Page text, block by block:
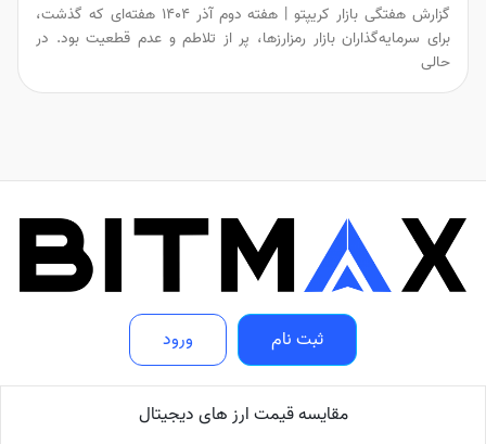
گزارش هفتگی بازار کریپتو | هفته دوم آذر ۱۴۰۴ هفته‌ای که گذشت،
برای سرمایه‌گذاران بازار رمزارزها، پر از تلاطم و عدم قطعیت بود. در
حالی
ثبت نام ورود
مقایسه قیمت ارز های دیجیتال